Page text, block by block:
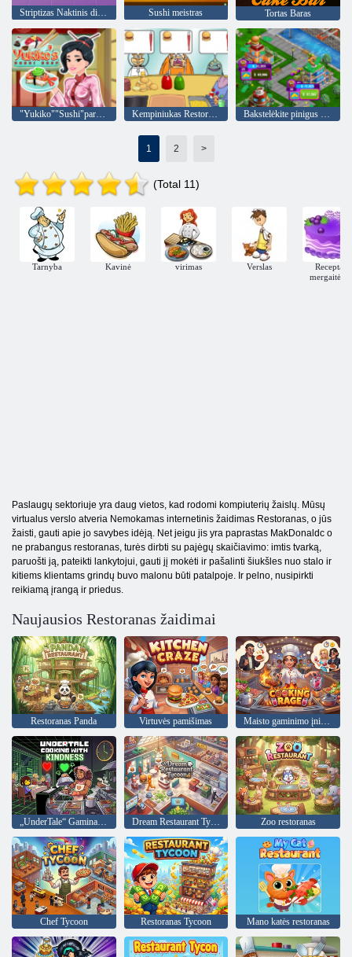
Striptizas Naktinis direktorius Sushi meistras Tortas Baras
Kempiniukas Restoranas
1 2 >
(Total 11)
Tarnyba Kavinė virimas Verslas
Receptai
mergaitėms
Paslaugų sektoriuje yra daug vietos, kad rodomi kompiuterių žaislų. Mūsų
virtualus verslo atveria Nemokamas internetinis žaidimas Restoranas, o jūs
žaisti, gauti apie jo savybes idėją. Net jeigu jis yra paprastas MakDonaldc o
ne prabangus restoranas, turės dirbti su pajėgų skaičiavimo: imtis tvarką,
paruošti ją, pateikti lankytojui, gauti jį mokėti ir pašalinti šiukšles nuo stalo ir
kitiems klientams grindų buvo malonu būti patalpoje. Ir pelno, nusipirkti
reikiamą įrangą ir priedus.
Naujausios Restoranas žaidimai
Restoranas Panda Virtuvės pamišimas Maisto gaminimo įniršis
Dream Restaurant Tycoon Zoo restoranas
Chef Tycoon Restoranas Tycoon Mano katės restoranas